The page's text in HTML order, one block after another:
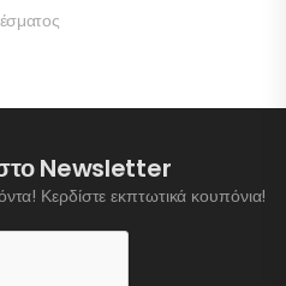
Newsletter
Κερδίστε εκπτωτικά κουπόνια!